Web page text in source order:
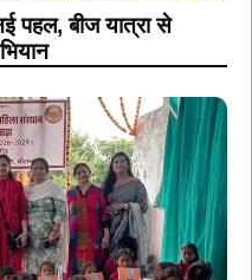
पहल, बीज यात्रा से